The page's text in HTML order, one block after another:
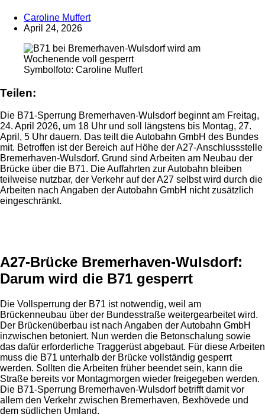
Caroline Muffert
April 24, 2026
Symbolfoto: Caroline Muffert
Teilen:
Die B71-Sperrung Bremerhaven-Wulsdorf beginnt am Freitag,
24. April 2026, um 18 Uhr und soll längstens bis Montag, 27.
April, 5 Uhr dauern. Das teilt die Autobahn GmbH des Bundes
mit. Betroffen ist der Bereich auf Höhe der A27-Anschlussstelle
Bremerhaven-Wulsdorf. Grund sind Arbeiten am Neubau der
Brücke über die B71. Die Auffahrten zur Autobahn bleiben
teilweise nutzbar, der Verkehr auf der A27 selbst wird durch die
Arbeiten nach Angaben der Autobahn GmbH nicht zusätzlich
eingeschränkt.
A27-Brücke Bremerhaven-Wulsdorf:
Darum wird die B71 gesperrt
Die Vollsperrung der B71 ist notwendig, weil am
Brückenneubau über der Bundesstraße weitergearbeitet wird.
Der Brückenüberbau ist nach Angaben der Autobahn GmbH
inzwischen betoniert. Nun werden die Betonschalung sowie
das dafür erforderliche Traggerüst abgebaut. Für diese Arbeiten
muss die B71 unterhalb der Brücke vollständig gesperrt
werden. Sollten die Arbeiten früher beendet sein, kann die
Straße bereits vor Montagmorgen wieder freigegeben werden.
Die B71-Sperrung Bremerhaven-Wulsdorf betrifft damit vor
allem den Verkehr zwischen Bremerhaven, Bexhövede und
dem südlichen Umland.